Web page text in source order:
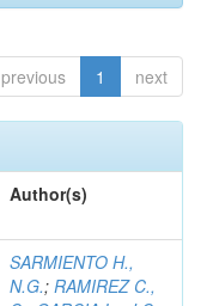
previous 1 next
Author(s)
SARMIENTO H.,
N.G.; RAMIREZ C.,